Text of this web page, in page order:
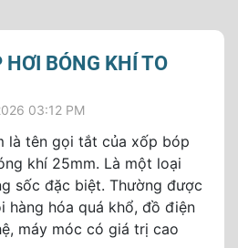
HƠI BÓNG KHÍ TO
03:12 PM
là tên gọi tắt của xốp bóp
khí 25mm. Là một loại
sốc đặc biệt. Thường được
hàng hóa quá khổ, đồ điện
máy móc có giá trị cao